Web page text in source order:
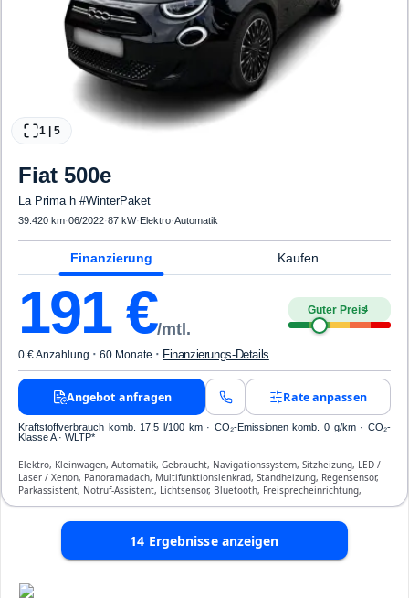
1 5
Fiat 500e
La Prima h #WinterPaket
39.420 km·06/2022·87 kW· Elektro·Automatik
Finanzierung Kaufen
191€/mtl.
Guter Preis4
0 € Anzahlung · 60 Monate · Finanzierungs-Details
Angebot anfragen Rate anpassen
Kraftstoffverbrauch komb. 17,5 l/100 km · CO₂-Emissionen komb. 0 g/km · CO₂-
Klasse A · WLTP*
Elektro, Kleinwagen, Automatik, Gebraucht, Navigationssystem, Sitzheizung, LED /
Laser / Xenon, Panoramadach, Multifunktionslenkrad, Standheizung, Regensensor,
Parkassistent, Notruf-Assistent, Lichtsensor, Bluetooth, Freisprecheinrichtung,
Verkehrszeichen-Erkennung, ESP, Klimaautomatik, Front-, Seiten- und weitere
14 Ergebnisse anzeigen